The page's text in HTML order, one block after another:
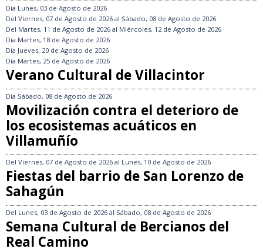
Día Lunes, 03 de Agosto de 2026
Del Viernes, 07 de Agosto de 2026 al Sábado, 08 de Agosto de 2026
Del Martes, 11 de Agosto de 2026 al Miércoles, 12 de Agosto de 2026
Día Martes, 18 de Agosto de 2026
Día Jueves, 20 de Agosto de 2026
Día Martes, 25 de Agosto de 2026
Verano Cultural de Villacintor
Día Sábado, 08 de Agosto de 2026
Movilización contra el deterioro de
los ecosistemas acuáticos en
Villamuñío
Del Viernes, 07 de Agosto de 2026 al Lunes, 10 de Agosto de 2026
Fiestas del barrio de San Lorenzo de
Sahagún
Del Lunes, 03 de Agosto de 2026 al Sábado, 08 de Agosto de 2026
Semana Cultural de Bercianos del
Real Camino